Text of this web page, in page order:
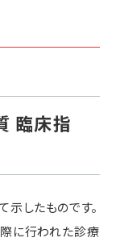
臨床指
したものです。
に行われた診療